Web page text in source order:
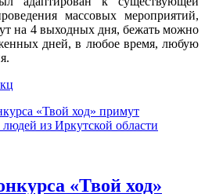
массовых мероприятий,
на 4 выходных дня, бежать можно
дней, в любое время, любую
«Твой ход»